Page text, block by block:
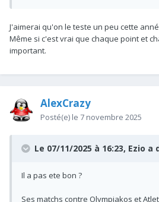
J'aimerai qu'on le teste un peu cette
Même si c'est vrai que chaque point et
important.
AlexCrazy
Posté(e) le 7 novembre 2025
Le 07/11/2025 à 16:23, Ezio a
Il a pas ete bon ?
Ses matchs contre Olympiakos et